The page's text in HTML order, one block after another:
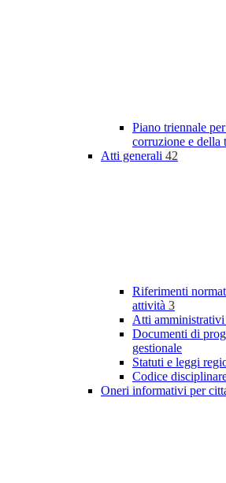
Piano triennale
corruzione e della
Atti generali 42
Riferimenti
attività 3
Atti amministrativi
Documenti di
gestionale
Statuti e leggi
Codice
Oneri informativi per